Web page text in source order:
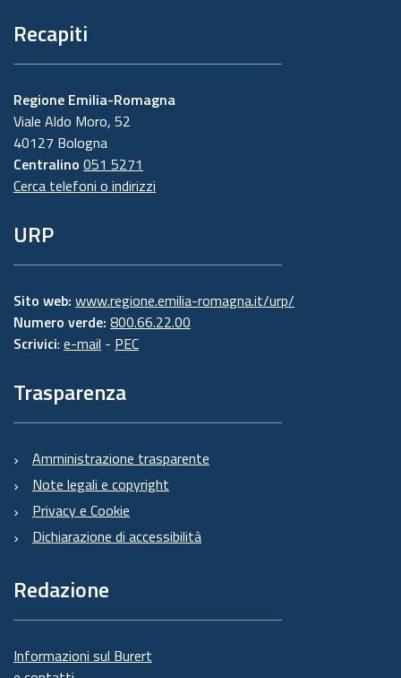
Recapiti
Regione Emilia-Romagna
Viale Aldo Moro, 52
40127 Bologna
Centralino 051 5271
Cerca telefoni o indirizzi
URP
Sito web: www.regione.emilia-romagna.it/urp/
Numero verde: 800.66.22.00
Scrivici: e-mail - PEC
Trasparenza
Amministrazione trasparente
Note legali e copyright
Privacy e Cookie
Dichiarazione di accessibilità
Redazione
Informazioni sul Burert